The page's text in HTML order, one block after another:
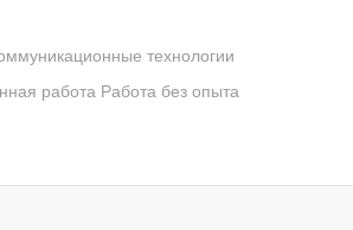
технологии
работа Работа без опыта